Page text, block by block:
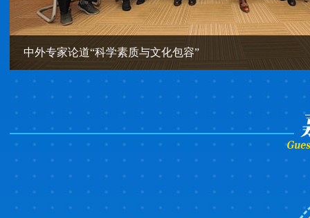
中外专家论道“科学素质与文化包容”